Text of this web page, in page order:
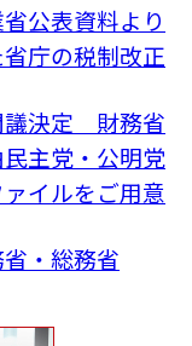
公表資料より
庁の税制改正
議決定 財務省
主党・公明党
イルをご用意
・総務省